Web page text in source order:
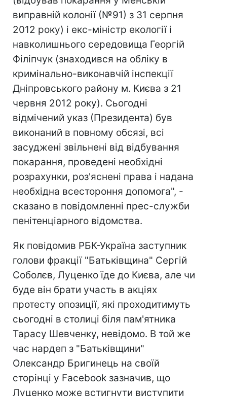
виправній колонії (№91) з 31 серпня
2012 року) і екс-міністр екології і
навколишнього середовища Георгій
Філіпчук (знаходився на обліку в
кримінально-виконавчій інспекції
Дніпровського району м. Києва з 21
червня 2012 року). Сьогодні
відмічений указ (Президента) був
виконаний в повному обсязі, всі
засуджені звільнені від відбування
покарання, проведені необхідні
розрахунки, роз'яснені права і надана
необхідна всестороння допомога", -
сказано в повідомленні прес-служби
пенітенціарного відомства.
Як повідомив РБК-Україна заступник
голови фракції "Батьківщина" Сергій
Соболєв, Луценко їде до Києва, але чи
буде він брати участь в акціях
протесту опозиції, які проходитимуть
сьогодні в столиці біля пам'ятника
Тарасу Шевченку, невідомо. В той же
час нардеп з "Батьківщини"
Олександр Бригинець на своїй
сторінці у Facebook зазначив, що
Луценко може встигнути виступити